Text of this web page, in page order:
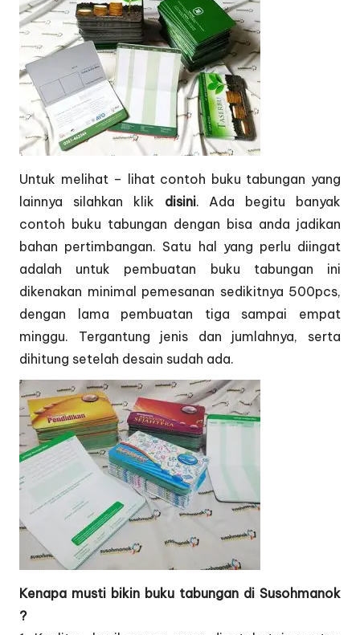
Untuk melihat – lihat contoh buku tabungan yang
lainnya silahkan klik disini. Ada begitu banyak
contoh buku tabungan dengan bisa anda jadikan
bahan pertimbangan. Satu hal yang perlu diingat
adalah untuk pembuatan buku tabungan ini
dikenakan minimal pemesanan sedikitnya 500pcs,
dengan lama pembuatan tiga sampai empat
minggu. Tergantung jenis dan jumlahnya, serta
dihitung setelah desain sudah ada.
Kenapa musti bikin buku tabungan di Susohmanok
?